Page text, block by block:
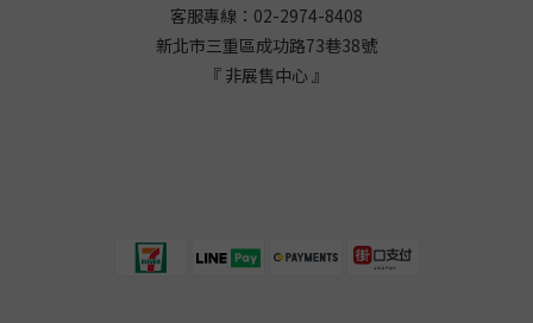
客服專線：02-2974-8408
新北市三重區成功路73巷38號
『 非展售中心 』